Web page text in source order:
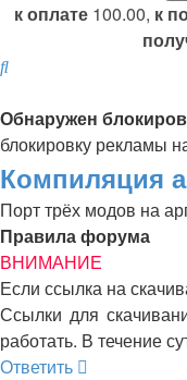
к оплате100.00, к
Поиск
Обнаружен
блокировку рекламы
Компиляция
Порт трёх модов на
Правила форума
ВНИМАНИЕ
Если ссылка на
Ссылки для
работать. В течение
Ответить